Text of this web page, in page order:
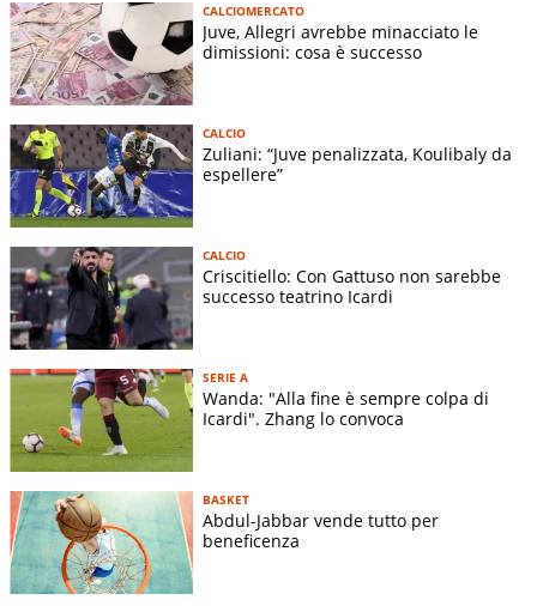
CALCIOMERCATO
Juve, Allegri avrebbe minacciato le
dimissioni: cosa è successo
CALCIO
Zuliani: “Juve penalizzata, Koulibaly da
espellere”
CALCIO
Criscitiello: Con Gattuso non sarebbe
successo teatrino Icardi
SERIE A
Wanda: "Alla fine è sempre colpa di
Icardi". Zhang lo convoca
BASKET
Abdul-Jabbar vende tutto per
beneficenza